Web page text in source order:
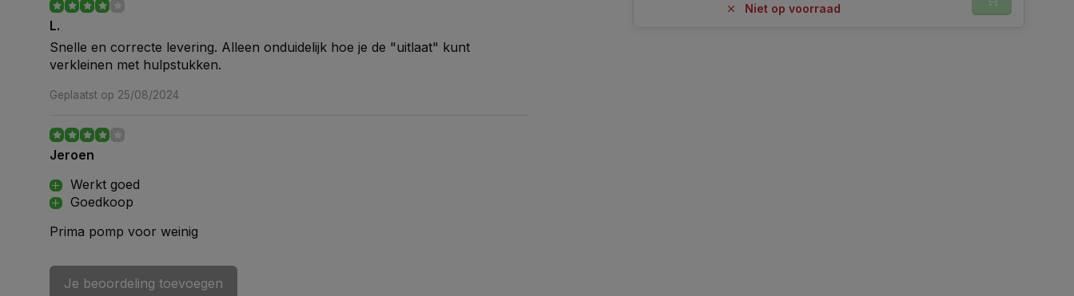
L.
Snelle en correcte levering. Alleen onduidelijk hoe je de "uitlaat" kunt
verkleinen met hulpstukken.
Geplaatst op 25/08/2024
Jeroen
Werkt goed
Goedkoop
Prima pomp voor weinig
Je beoordeling toevoegen
Niet op voorraad